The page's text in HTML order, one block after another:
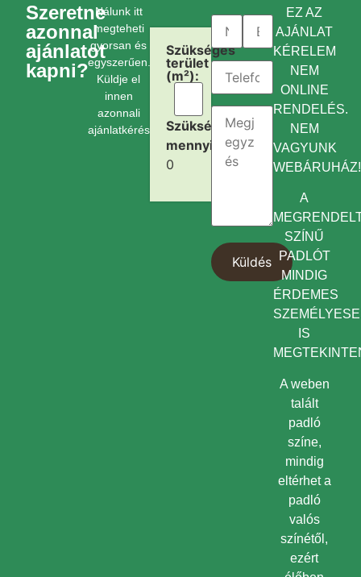
Szeretne
azonnal
ajánlatot
kapni?
Nálunk itt
megteheti
gyorsan és
egyszerűen.
Küldje el
innen
azonnali
ajánlatkérését.
Szükséges
terület
(m²):
Szükséges
mennyiség:
0
EZ AZ
AJÁNLAT
KÉRELEM
NEM
ONLINE
RENDELÉS.
NEM
VAGYUNK
WEBÁRUHÁZ!
A
SZÍNŰ
PADLÓT
MINDIG
ÉRDEMES
IS
A weben
talált
padló
színe,
mindig
eltérhet a
padló
valós
színétől,
ezért